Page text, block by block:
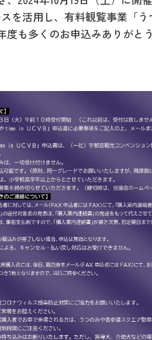
を活用し、有料観覧事業「
も多くのお申込みありがと